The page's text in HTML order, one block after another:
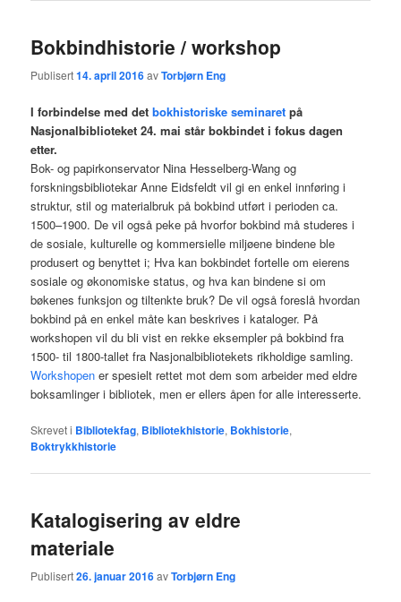
Bokbindhistorie / workshop
Publisert14. april 2016avTorbjørn Eng
I forbindelse med detbokhistoriske seminaretpå
Nasjonalbiblioteket 24. mai står bokbindet i fokus dagen
etter.
Bok- og papirkonservator Nina Hesselberg-Wang og
forskningsbibliotekar Anne Eidsfeldt vil gi en enkel innføring i
struktur, stil og materialbruk på bokbind utført i perioden ca.
1500–1900. De vil også peke på hvorfor bokbind må studeres i
de sosiale, kulturelle og kommersielle miljøene bindene ble
produsert og benyttet i; Hva kan bokbindet fortelle om eierens
sosiale og økonomiske status, og hva kan bindene si om
bøkenes funksjon og tiltenkte bruk? De vil også foreslå hvordan
bokbind på en enkel måte kan beskrives i kataloger. På
workshopen vil du bli vist en rekke eksempler på bokbind fra
1500- til 1800-tallet fra Nasjonalbibliotekets rikholdige samling.
Workshopen er spesielt rettet mot dem som arbeider med eldre
boksamlinger i bibliotek, men er ellers åpen for alle interesserte.
Skrevet i Bibliotekfag, Bibliotekhistorie, Bokhistorie,
Boktrykkhistorie
Katalogisering av eldre
materiale
Publisert26. januar 2016avTorbjørn Eng